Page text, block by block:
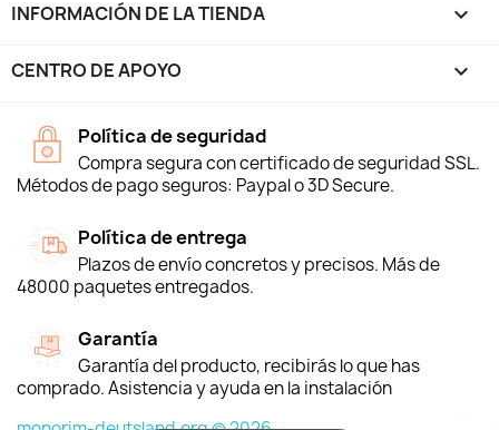
INFORMACIÓN DE LA TIENDA keyboard_arrow_down
CENTRO DE APOYO 
Política de seguridad
Compra segura con certificado de seguridad SSL.
Métodos de pago seguros: Paypal o 3D Secure.
Política de entrega
Plazos de envío concretos y precisos. Más de
48000 paquetes entregados.
Garantía
Garantía del producto, recibirás lo que has
comprado. Asistencia y ayuda en la instalación